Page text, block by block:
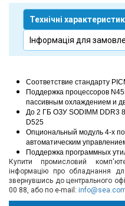
Доставка
Тех.
Підтримка
Блог
Технічні
Інформація для
Соответствие стандарту
Поддержка процессоров
пассивным охлаждением и
До 2 ГБ ОЗУ SODIMM DDR3
D525
Опциональный модуль 4-х
автоматическим
Поддержка программных
Купити промисловий
інформацію про обладнання
звернувшись до центрального
00 88, або по e-mail: